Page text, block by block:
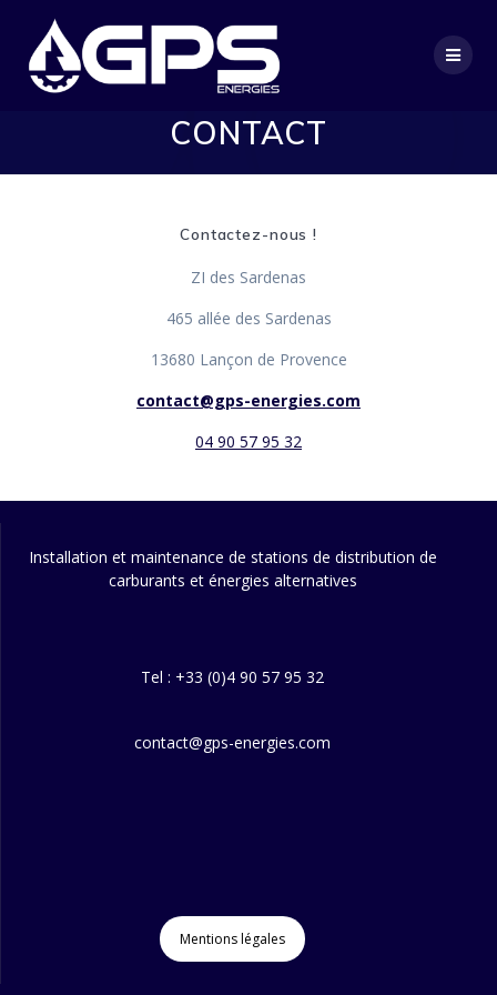
au
contenu
CONTACT
Contactez-nous !
ZI des Sardenas
465 allée des Sardenas
13680 Lançon de Provence
contact@gps-energies.com
04 90 57 95 32
Installation et maintenance de stations de distribution de
carburants et énergies alternatives
Tel : +33 (0)4 90 57 95 32
contact@gps-energies.com
Mentions légales